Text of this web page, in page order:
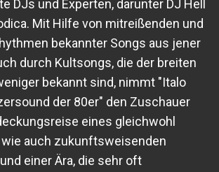
DJs und Experten, darunter DJ Hell
Mit Hilfe von mitreißenden und
bekannter Songs aus jener
durch Kultsongs, die der breiten
bekannt sind, nimmt "Italo
der 80er" den Zuschauer
eines gleichwohl
auch zukunftsweisenden
einer Ära, die sehr oft